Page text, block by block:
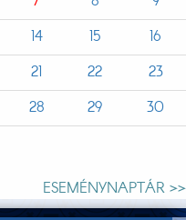
14 15
16
21 22
23
28 29
30
ESEMÉNYNAPTÁR >>